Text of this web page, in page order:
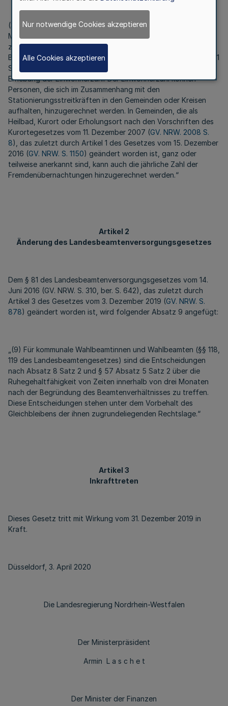
(3) Zur Eingruppierung wird das für Kommunales zuständige
Ministerium ermächtigt, im Einvernehmen mit dem für Finanzen
zuständigen Ministerium durch Rechtsverordnung nähere
Bestimmungen zur maßgebenden Einwohnerzahl nach Absatz 1
Satz 1 Nummer 1 zu regeln, insbesondere die statistische
Erhebung der Einwohnerzahl. Der Einwohnerzahl können
Personen, die sich im Zusammenhang mit den
Stationierungsstreitkräften in den Gemeinden oder Kreisen
aufhalten, hinzugerechnet werden. In Gemeinden, die als
Heilbad, Kurort oder Erholungsort nach den Vorschriften des
Kurortegesetzes vom 11. Dezember 2007 (GV. NRW. 2008 S.
8), das zuletzt durch Artikel 1 des Gesetzes vom 15. Dezember
2016 (GV. NRW. S. 1150) geändert worden ist, ganz oder
teilweise anerkannt sind, kann auch die jährliche Zahl der
Fremdenübernachtungen hinzugerechnet werden.“
Artikel 2
Änderung des Landesbeamtenversorgungsgesetzes
Dem § 81 des Landesbeamtenversorgungsgesetzes vom 14.
Juni 2016 (GV. NRW. S. 310, ber. S. 642), das zuletzt durch
Artikel 3 des Gesetzes vom 3. Dezember 2019 (GV. NRW. S.
878) geändert worden ist, wird folgender Absatz 9 angefügt:
„(9) Für kommunale Wahlbeamtinnen und Wahlbeamten (§§ 118,
119 des Landesbeamtengesetzes) sind die Entscheidungen
nach Absatz 8 Satz 2 und § 57 Absatz 5 Satz 2 über die
Ruhegehaltfähigkeit von Zeiten innerhalb von drei Monaten
nach der Begründung des Beamtenverhältnisses zu treffen.
Diese Entscheidungen stehen unter dem Vorbehalt des
Gleichbleibens der ihnen zugrundeliegenden Rechtslage.“
Artikel 3
Inkrafttreten
Dieses Gesetz tritt mit Wirkung vom 31. Dezember 2019 in
Kraft.
Düsseldorf, 3. April 2020
Die Landesregierung Nordrhein-Westfalen
Der Ministerpräsident
Armin L a s c h e t
Der Minister der Finanzen
Nur notwendige Cookies akzeptieren
Alle Cookies akzeptieren